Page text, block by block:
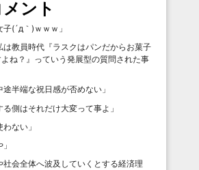
ント
子(´д｀)ｗｗｗ 」
は教員時代『ラスクはパンだからお菓子
ね？』っていう発展型の質問された事
途半端な祝日感が否めない 」
る側はそれだけ大変って事よ 」
わない 」
」
社会全体へ波及していくとする経済理